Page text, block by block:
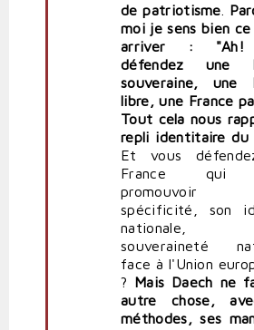
de patriotisme
moi je sens bien
arriver : "Ah!
défendez une
souveraine, une
libre, une France
Tout cela nous
repli identitaire du
Et vous
France qui
spécificité, son
souveraineté
face à l'Union
? Mais Daech ne
autre chose,
méthodes, ses